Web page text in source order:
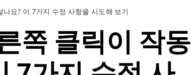
요? 이 7가지 수정 사항을 시도해 보기
쪽 클릭이 작동